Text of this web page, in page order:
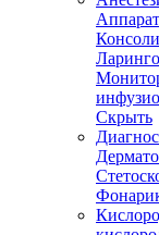
Консоли
Скрыть